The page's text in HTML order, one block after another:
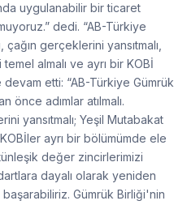
uygulanabilir bir ticaret
dedi. “AB-Türkiye
gerçeklerini yansıtmalı,
almalı ve ayrı bir KOBİ
etti: “AB-Türkiye Gümrük
önce adımlar atılmalı.
yansıtmalı; Yeşil Mutabakat
ayrı bir bölümümde ele
değer zincirlerimizi
dayalı olarak yeniden
Gümrük Birliği'nin